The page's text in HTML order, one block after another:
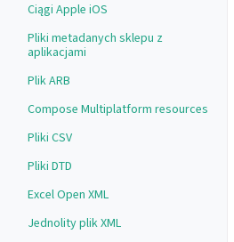
Ciągi Apple iOS
Pliki metadanych sklepu z
aplikacjami
Plik ARB
Compose Multiplatform resources
Pliki CSV
Pliki DTD
Excel Open XML
Jednolity plik XML